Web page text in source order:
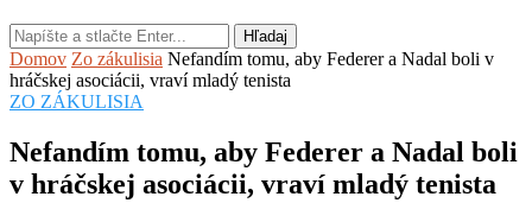
Hľadaj
Domov Zo zákulisia Nefandím tomu, aby Federer a Nadal boli v
hráčskej asociácii, vraví mladý tenista
ZO ZÁKULISIA
Nefandím tomu, aby Federer a Nadal boli
v hráčskej asociácii, vraví mladý tenista